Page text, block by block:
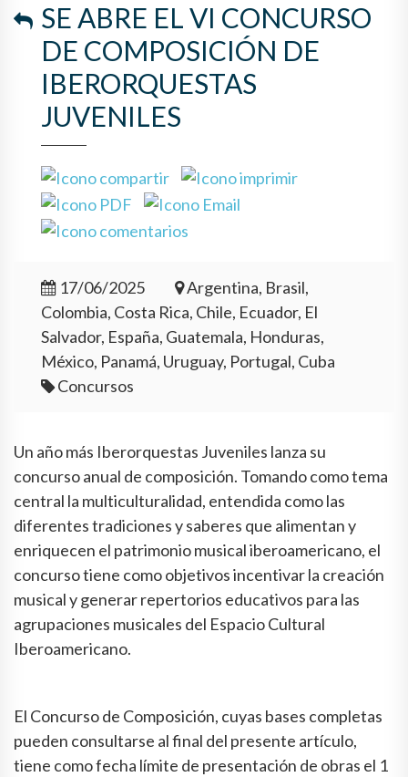
SE ABRE EL VI CONCURSO
DE COMPOSICIÓN DE
IBERORQUESTAS
JUVENILES
17/06/2025
Argentina, Brasil,
Colombia, Costa Rica, Chile, Ecuador, El
Salvador, España, Guatemala, Honduras,
México, Panamá, Uruguay, Portugal, Cuba
Concursos
Un año más Iberorquestas Juveniles lanza su
concurso anual de composición. Tomando como tema
central la multiculturalidad, entendida como las
diferentes tradiciones y saberes que alimentan y
enriquecen el patrimonio musical iberoamericano, el
concurso tiene como objetivos incentivar la creación
musical y generar repertorios educativos para las
agrupaciones musicales del Espacio Cultural
Iberoamericano.
El Concurso de Composición, cuyas bases completas
pueden consultarse al final del presente artículo,
tiene como fecha límite de presentación de obras el 1